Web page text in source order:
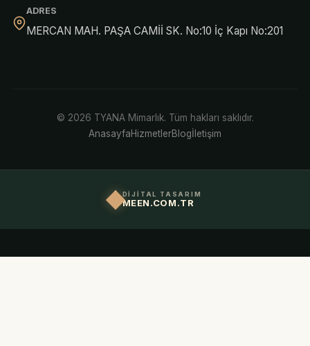
ADRES
MERCAN MAH. PAŞA CAMİİ SK. No:10 İç Kapı No:201
© 2026 TYANA Mimarlık. Tüm hakları saklıdır.
AnasayfaHizmetlerBlogİletişim
DİJİTAL TASARIM
MEEN.COM.TR